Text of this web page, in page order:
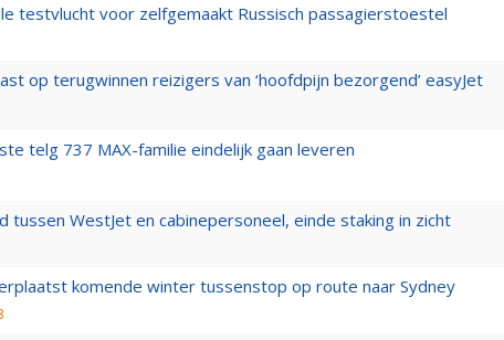
testvlucht voor zelfgemaakt Russisch passagierstoestel
op terugwinnen reizigers van ‘hoofdpijn bezorgend’ easyJet
telg 737 MAX-familie eindelijk gaan leveren
tussen WestJet en cabinepersoneel, einde staking in zicht
komende winter tussenstop op route naar Sydney